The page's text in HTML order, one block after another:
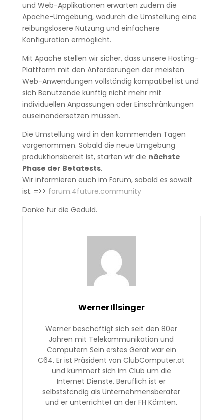
und Web-Applikationen erwarten zudem die
Apache-Umgebung, wodurch die Umstellung eine
reibungslosere Nutzung und einfachere
Konfiguration ermöglicht.
Mit Apache stellen wir sicher, dass unsere Hosting-
Plattform mit den Anforderungen der meisten
Web-Anwendungen vollständig kompatibel ist und
sich Benutzende künftig nicht mehr mit
individuellen Anpassungen oder Einschränkungen
auseinandersetzen müssen.
Die Umstellung wird in den kommenden Tagen
vorgenommen. Sobald die neue Umgebung
produktionsbereit ist, starten wir die nächste
Phase der Betatests.
Wir informieren euch im Forum, sobald es soweit
ist. =>> forum.4future.community
Danke für die Geduld.
Werner Illsinger
Werner beschäftigt sich seit den 80er
Jahren mit Telekommunikation und
Computern Sein erstes Gerät war ein
C64. Er ist Präsident von ClubComputer.at
und kümmert sich im Club um die
Internet Dienste. Beruflich ist er
selbstständig als Unternehmensberater
und er unterrichtet an der FH Kärnten.